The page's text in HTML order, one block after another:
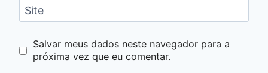
Site
Salvar meus dados neste navegador para a
próxima vez que eu comentar.